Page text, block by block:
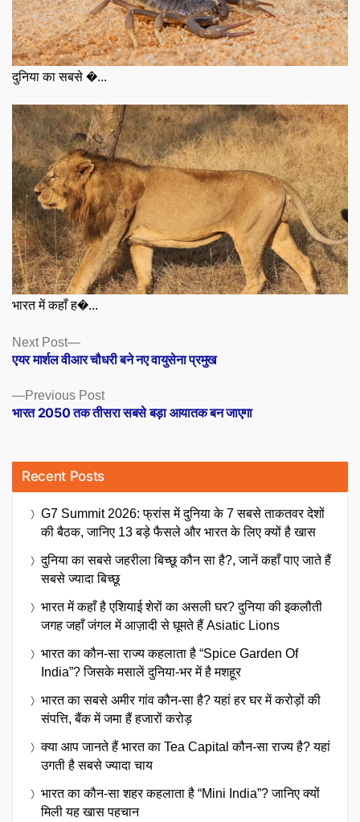
दुनिया का सबसे �...
भारत में कहाँ ह�...
Posts
navigation
Previous PostPrevious
post:
भारत 2050 तक तीसरा सबसे बड़ा आयातक बन जाएगा
Next Post
Next
post:
एयर मार्शल वीआर चौधरी बने नए वायुसेना प्रमुख
Recent Posts
G7 Summit 2026: फ्रांस में दुनिया के 7 सबसे ताकतवर देशों
की बैठक, जानिए 13 बड़े फैसले और भारत के लिए क्यों है खास
दुनिया का सबसे जहरीला बिच्छू कौन सा है?, जानें कहाँ पाए जाते हैं
सबसे ज्यादा बिच्छू
भारत में कहाँ है एशियाई शेरों का असली घर? दुनिया की इकलौती
जगह जहाँ जंगल में आज़ादी से घूमते हैं Asiatic Lions
भारत का कौन-सा राज्य कहलाता है “Spice Garden Of
India”? जिसके मसालें दुनिया-भर में है मशहूर
भारत का सबसे अमीर गांव कौन-सा है? यहां हर घर में करोड़ों की
संपत्ति, बैंक में जमा हैं हजारों करोड़
क्या आप जानते हैं भारत का Tea Capital कौन-सा राज्य है? यहां
उगती है सबसे ज्यादा चाय
भारत का कौन-सा शहर कहलाता है “Mini India”? जानिए क्यों
मिली यह खास पहचान